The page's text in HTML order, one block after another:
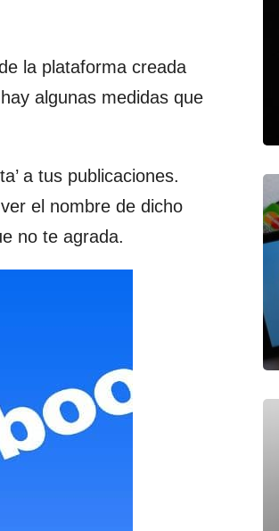
la plataforma creada
algunas medidas que
a tus publicaciones.
el nombre de dicho
no te agrada.